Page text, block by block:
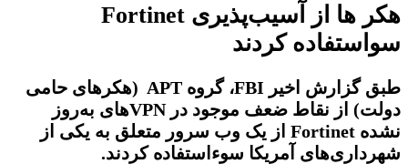
هکر ها از آسیب‌پذیری Fortinet
سواستفاده کردند
طبق گزارش اخیر FBI، گروه APT (هکرهای حامی
دولت) از نقاط ضعف موجود در VPNهای به‌روز
نشده Fortinet از یک وب سرور متعلق به یکی از
شهرداری‌های آمریکا سوءاستفاده کردند.